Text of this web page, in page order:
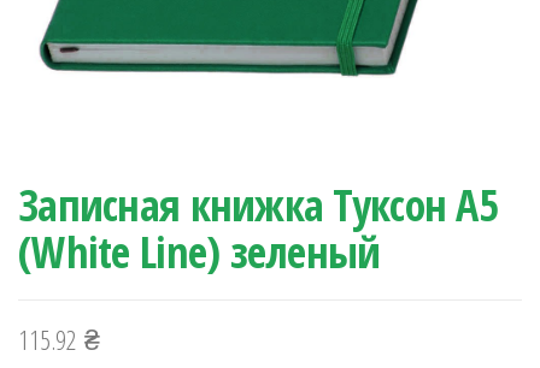
Записная книжка Туксон А5
(White Line) зеленый
115.92 ₴